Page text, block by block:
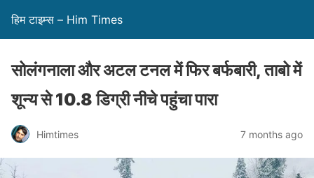
हिम टाइम्स – Him Times
सोलंगनाला और अटल टनल में फिर बर्फबारी, ताबो में
शून्य से 10.8 डिग्री नीचे पहुंचा पारा
Himtimes 7 months ago